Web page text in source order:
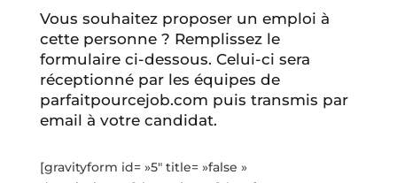
Vous souhaitez proposer un emploi à
cette personne ? Remplissez le
formulaire ci-dessous. Celui-ci sera
réceptionné par les équipes de
parfaitpourcejob.com puis transmis par
email à votre candidat.
[gravityform id= »5″ title= »false »